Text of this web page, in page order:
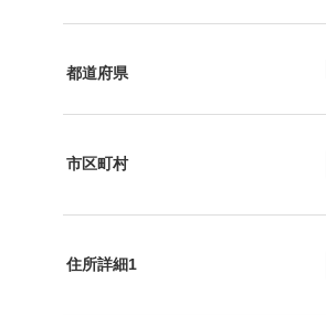
都道府県
市区町村
住所詳細1